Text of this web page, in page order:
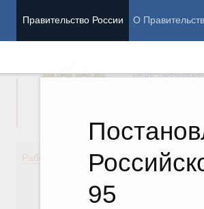
Правительство России О
95
Вице-премьеры
Работа Правительства